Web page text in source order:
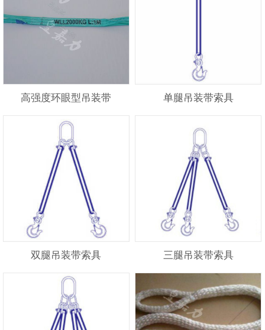
高强度环眼型吊装带 单腿吊装带索具
双腿吊装带索具 三腿吊装带索具